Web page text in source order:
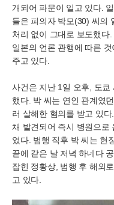
개되어 파문이 일고 있다.
들은 피의자 박모(30) 씨의
처리 없이 그대로 보도했다
일본의 언론 관행에 따른
주고 있다.
사건은 지난 1일 오후, 도쿄
했다. 박 씨는 연인 관계였
러 살해한 혐의를 받고 있
채 발견되어 즉시 병원으로
었다. 범행 직후 박 씨는 현
끝에 같은 날 저녁 하네다
잡힌 정황상, 범행 후 해외
고 있다.